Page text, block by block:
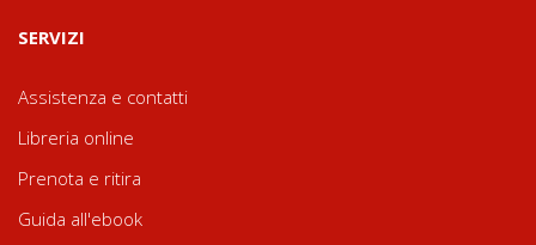
SERVIZI
Assistenza e contatti
Libreria online
Prenota e ritira
Guida all'ebook